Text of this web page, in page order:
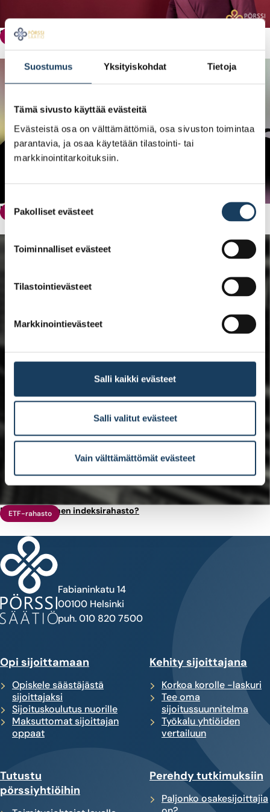
Suostumus Yksityiskohdat Tietoja
Tämä sivusto käyttää evästeitä
Evästeistä osa on välttämättömiä, osa sivuston toimintaa
parantavia, ja osaa käytetään tilastointi- tai
markkinointitarkoituksiin.
valinta
Pakolliset evästeet
Toiminnalliset evästeet
Tilastointievästeet
Markkinointievästeet
Salli kaikki evästeet
Salli valitut evästeet
Vain välttämättömät evästeet
Osakesijoittaminen
Sijoittajan vuosi 2023: Mainettaan parempi
Osakesijoittaminen
Mitä kurssilaskujen ja -nousujen historiasta voi oppia?
ETF-rahasto
ETF vai tavallinen indeksirahasto?
Fabianinkatu 14
00100 Helsinki
puh. 010 820 7500
Opi sijoittamaan
Opiskele säästäjästä
sijoittajaksi
Sijoituskoulutus nuorille
Maksuttomat sijoittajan
oppaat
Kehity sijoittajana
Korkoa korolle -laskuri
Tee oma
sijoitussuunnitelma
Työkalu yhtiöiden
vertailuun
Tutustu
pörssiyhtiöihin
Perehdy tutkimuksiin
Paljonko osakesijoittajia